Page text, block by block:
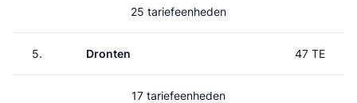
25 tariefeenheden
5. Dronten 47 TE
17 tariefeenheden